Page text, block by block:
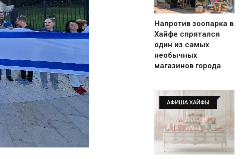
Напротив зоопарка в
Хайфе спрятался
один из самых
необычных
магазинов города
АФИША ХАЙФЫ